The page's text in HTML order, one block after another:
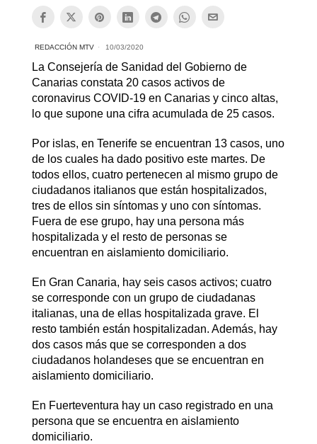
REDACCIÓN MTV 10/03/2020
La Consejería de Sanidad del Gobierno de
Canarias constata 20 casos activos de
coronavirus COVID-19 en Canarias y cinco altas,
lo que supone una cifra acumulada de 25 casos.
Por islas, en Tenerife se encuentran 13 casos, uno
de los cuales ha dado positivo este martes. De
todos ellos, cuatro pertenecen al mismo grupo de
ciudadanos italianos que están hospitalizados,
tres de ellos sin síntomas y uno con síntomas.
Fuera de ese grupo, hay una persona más
hospitalizada y el resto de personas se
encuentran en aislamiento domiciliario.
En Gran Canaria, hay seis casos activos; cuatro
se corresponde con un grupo de ciudadanas
italianas, una de ellas hospitalizada grave. El
resto también están hospitalizadan​. Además, hay
dos casos más que se corresponden a dos
ciudadanos holandeses que se encuentran en
aislamiento domiciliario.
En Fuerteventura hay un caso registrado en una
persona que se encuentra en aislamiento
domiciliario.